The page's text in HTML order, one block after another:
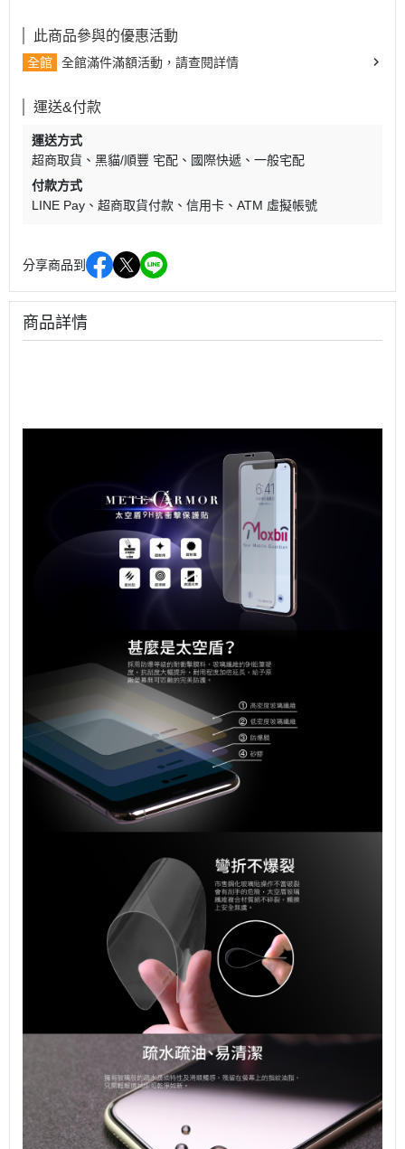
此商品參與的優惠活動
全館 全館滿件滿額活動，請查閱詳情
運送&付款
運送方式
超商取貨
黑貓/順豐 宅配 國際快遞
一般宅配
付款方式
LINE Pay
超商取貨付款 信用卡 ATM 虛擬帳號
分享商品到
商品詳情